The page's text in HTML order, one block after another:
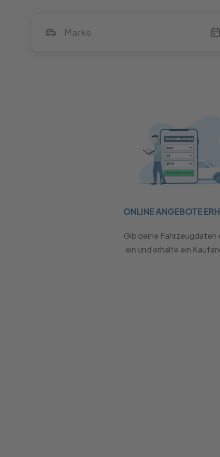
ONLINE ANGEBOTE
Gib deine Fahrzeugdaten
ein und erhalte ein